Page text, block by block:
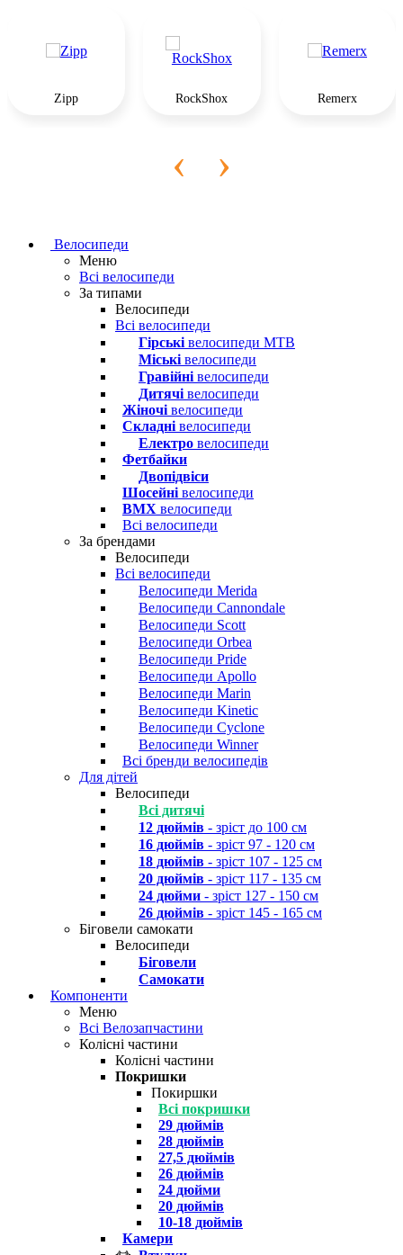
Zipp RockShox Remerx
‹ ›
Велосипеди
Меню
Всі велосипеди
За типами
Велосипеди
Всі велосипеди
Гірські велосипеди MTB
Міські велосипеди
Гравійні велосипеди
Дитячі велосипеди
Жіночі велосипеди
Складні велосипеди
Електро велосипеди
Фетбайки
Двопідвіси
Шосейні велосипеди
BMX велосипеди
Всі велосипеди
За брендами
Велосипеди
Всі велосипеди
Велосипеди Merida
Велосипеди Cannondale
Велосипеди Scott
Велосипеди Orbea
Велосипеди Pride
Велосипеди Apollo
Велосипеди Marin
Велосипеди Kinetic
Велосипеди Cyclone
Велосипеди Winner
Всі бренди велосипедів
Для дітей
Велосипеди
Всі дитячі
12 дюймів - зріст до 100 см
16 дюймів - зріст 97 - 120 см
18 дюймів - зріст 107 - 125 см
20 дюймів - зріст 117 - 135 см
24 дюйми - зріст 127 - 150 см
26 дюймів - зріст 145 - 165 см
Біговели самокати
Велосипеди
Біговели
Самокати
Компоненти
Меню
Всі Велозапчастини
Колісні частини
Колісні частини
Покришки
Покиршки
Всі покришки
29 дюймів
28 дюймів
27,5 дюймів
26 дюймів
24 дюйми
20 дюймів
10-18 дюймів
Камери